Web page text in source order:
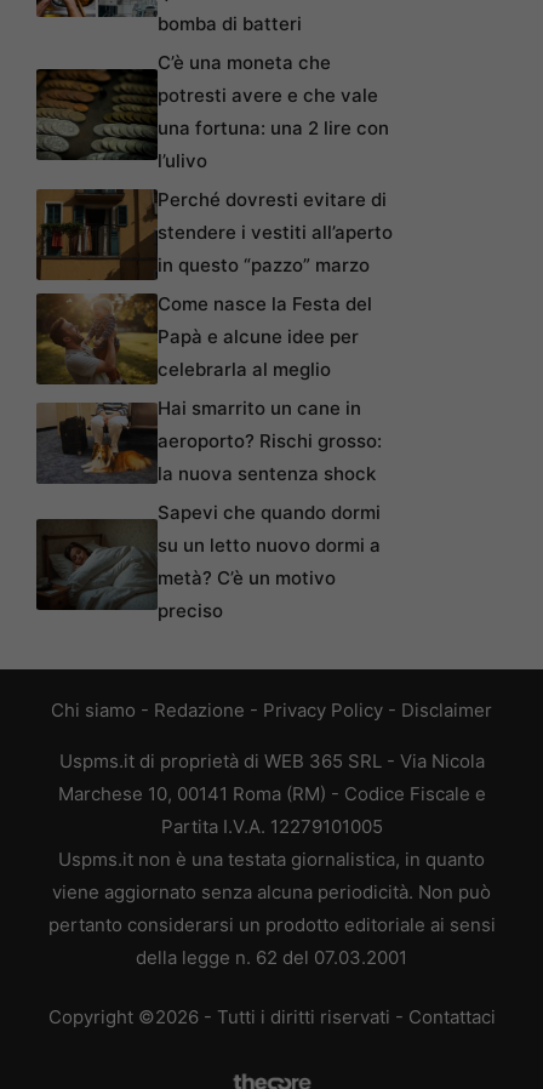
bomba di batteri
C’è una moneta che
potresti avere e che vale
una fortuna: una 2 lire con
l’ulivo
Perché dovresti evitare di
stendere i vestiti all’aperto
in questo “pazzo” marzo
Come nasce la Festa del
Papà e alcune idee per
celebrarla al meglio
Hai smarrito un cane in
aeroporto? Rischi grosso:
la nuova sentenza shock
Sapevi che quando dormi
su un letto nuovo dormi a
metà? C’è un motivo
preciso
Chi siamo - Redazione - Privacy Policy - Disclaimer
Uspms.it di proprietà di WEB 365 SRL - Via Nicola
Marchese 10, 00141 Roma (RM) - Codice Fiscale e
Partita I.V.A. 12279101005
Uspms.it non è una testata giornalistica, in quanto
viene aggiornato senza alcuna periodicità. Non può
pertanto considerarsi un prodotto editoriale ai sensi
della legge n. 62 del 07.03.2001
Copyright ©2026 - Tutti i diritti riservati - Contattaci